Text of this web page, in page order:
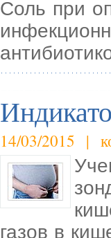
Соль при
14/03/2015 |
газов в